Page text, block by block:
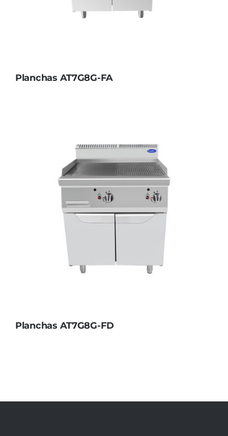
Planchas AT7G8G-FA
Planchas AT7G8G-FD